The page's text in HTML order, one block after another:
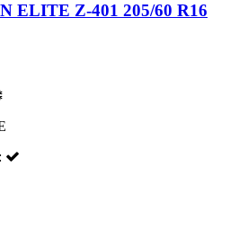
ELITE Z-401 205/60 R16